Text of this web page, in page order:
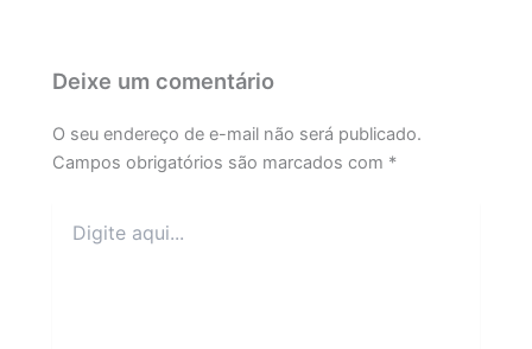
Deixe um comentário
O seu endereço de e-mail não será publicado.
Campos obrigatórios são marcados com *
aqui...